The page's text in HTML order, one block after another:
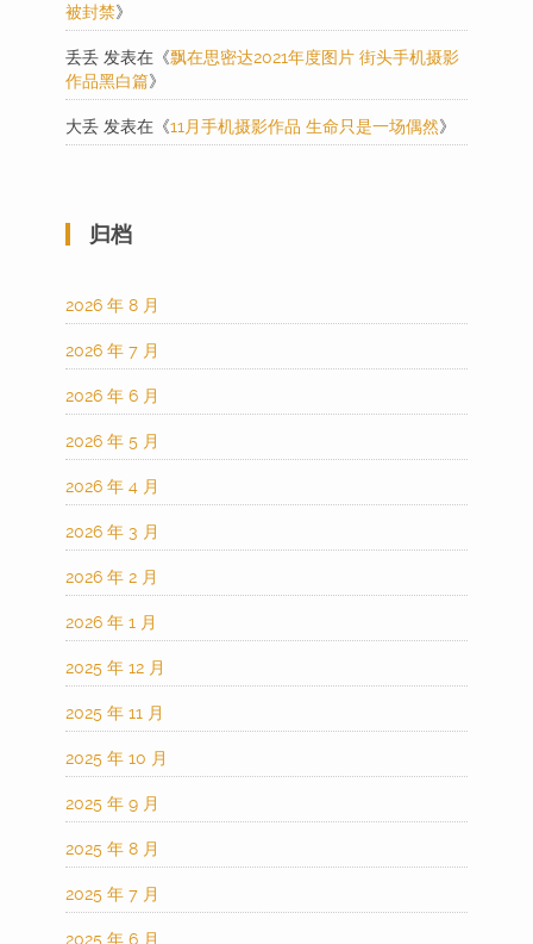
被封禁》
丢丢 发表在《飘在思密达2021年度图片 街头手机摄影
作品黑白篇》
大丢 发表在《11月手机摄影作品 生命只是一场偶然》
归档
2026 年 8 月
2026 年 7 月
2026 年 6 月
2026 年 5 月
2026 年 4 月
2026 年 3 月
2026 年 2 月
2026 年 1 月
2025 年 12 月
2025 年 11 月
2025 年 10 月
2025 年 9 月
2025 年 8 月
2025 年 7 月
2025 年 6 月